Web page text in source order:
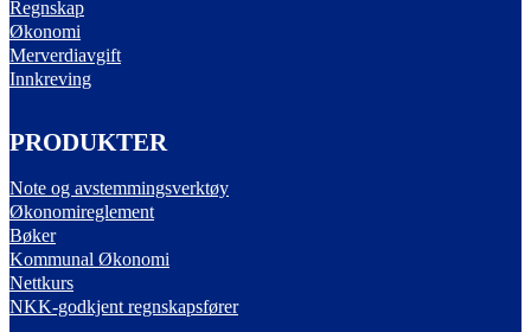
Regnskap
Økonomi
Merverdiavgift
Innkreving
PRODUKTER
Note og avstemmingsverktøy
Økonomireglement
Bøker
Kommunal Økonomi
Nettkurs
NKK-godkjent regnskapsfører